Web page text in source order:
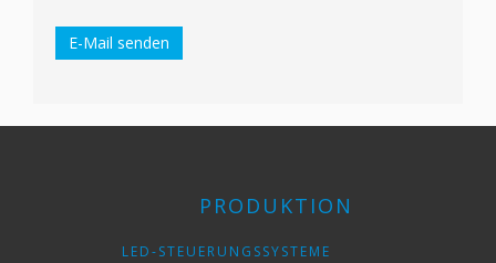
E-Mail senden
PRODUKTION
LED-STEUERUNGSSYSTEME